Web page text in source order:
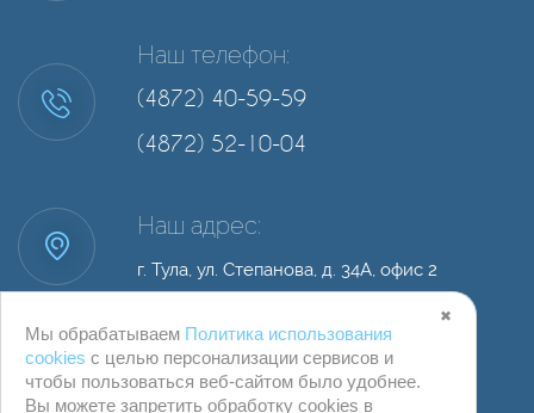
Наш телефон:
(4872) 40-59-59
(4872) 52-10-04
Наш адрес:
г. Тула, ул. Степанова, д. 34А, офис 2
✖
Мы обрабатываем Политика использования
cookies с целью персонализации сервисов и
чтобы пользоваться веб-сайтом было удобнее.
Вы можете запретить обработку сookies в